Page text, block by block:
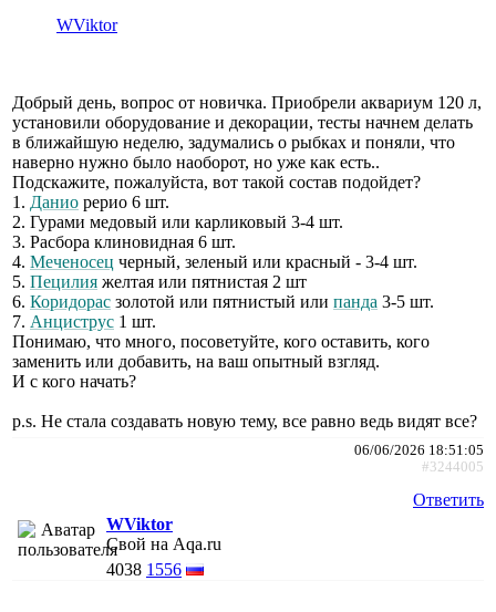
WViktor
Добрый день, вопрос от новичка. Приобрели аквариум 120 л,
установили оборудование и декорации, тесты начнем делать
в ближайшую неделю, задумались о рыбках и поняли, что
наверно нужно было наоборот, но уже как есть..
Подскажите, пожалуйста, вот такой состав подойдет?
1. Данио рерио 6 шт.
2. Гурами медовый или карликовый 3-4 шт.
3. Расбора клиновидная 6 шт.
4. Меченосец черный, зеленый или красный - 3-4 шт.
5. Пецилия желтая или пятнистая 2 шт
6. Коридорас золотой или пятнистый или панда 3-5 шт.
7. Анциструс 1 шт.
Понимаю, что много, посоветуйте, кого оставить, кого
заменить или добавить, на ваш опытный взгляд.
И с кого начать?
p.s. Не стала создавать новую тему, все равно ведь видят все?
06/06/2026 18:51:05
#3244005
Ответить
WViktor
Свой на Aqa.ru
4038 1556